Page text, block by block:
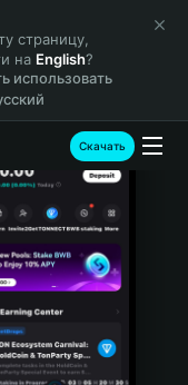
страницу,
на English?
использовать
Скачать